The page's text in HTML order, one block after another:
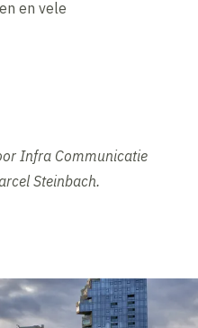
en vele
Infra Communicatie
Steinbach.